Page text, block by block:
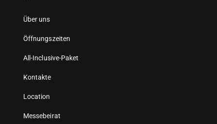
Über uns
Öffnungszeiten
All-Inclusive-Paket
Kontakte
Location
Messebeirat